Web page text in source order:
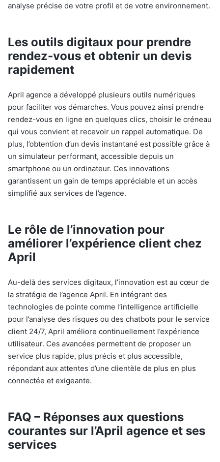
analyse précise de votre profil et de votre environnement.
Les outils digitaux pour prendre
rendez-vous et obtenir un devis
rapidement
April agence a développé plusieurs outils numériques
pour faciliter vos démarches. Vous pouvez ainsi prendre
rendez-vous en ligne en quelques clics, choisir le créneau
qui vous convient et recevoir un rappel automatique. De
plus, l’obtention d’un devis instantané est possible grâce à
un simulateur performant, accessible depuis un
smartphone ou un ordinateur. Ces innovations
garantissent un gain de temps appréciable et un accès
simplifié aux services de l’agence.
Le rôle de l’innovation pour
améliorer l’expérience client chez
April
Au-delà des services digitaux, l’innovation est au cœur de
la stratégie de l’agence April. En intégrant des
technologies de pointe comme l’intelligence artificielle
pour l’analyse des risques ou des chatbots pour le service
client 24/7, April améliore continuellement l’expérience
utilisateur. Ces avancées permettent de proposer un
service plus rapide, plus précis et plus accessible,
répondant aux attentes d’une clientèle de plus en plus
connectée et exigeante.
FAQ – Réponses aux questions
courantes sur l’April agence et ses
services